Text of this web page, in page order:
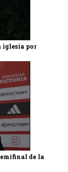
iglesia por
de la